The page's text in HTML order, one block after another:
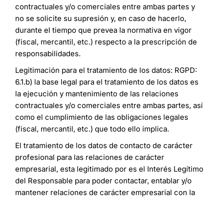
contractuales y/o comerciales entre ambas partes y
no se solicite su supresión y, en caso de hacerlo,
durante el tiempo que prevea la normativa en vigor
(fiscal, mercantil, etc.) respecto a la prescripción de
responsabilidades.
Legitimación para el tratamiento de los datos: RGPD:
6.1.b) la base legal para el tratamiento de los datos es
la ejecución y mantenimiento de las relaciones
contractuales y/o comerciales entre ambas partes, así
como el cumplimiento de las obligaciones legales
(fiscal, mercantil, etc.) que todo ello implica.
El tratamiento de los datos de contacto de carácter
profesional para las relaciones de carácter
empresarial, esta legitimado por es el Interés Legítimo
del Responsable para poder contactar, entablar y/o
mantener relaciones de carácter empresarial con la